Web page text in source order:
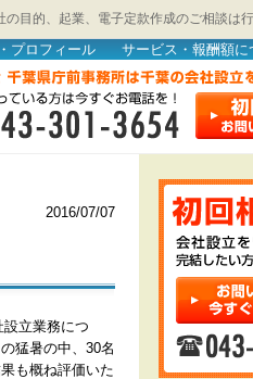
目的、起業、電子定款作成のご相談
プロフィール サービス・報酬額に
2016/07/07
立業務につ
猛暑の中、30名
も概ね評価いた